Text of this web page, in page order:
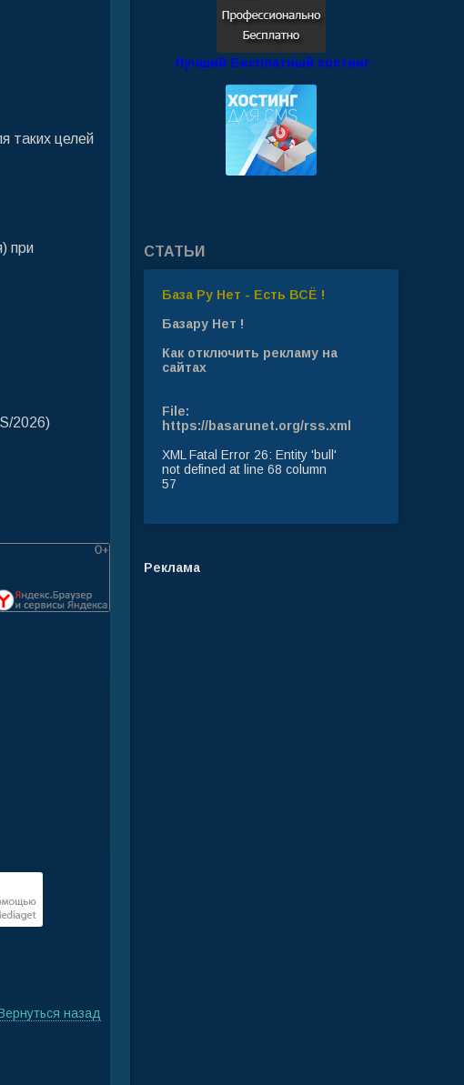
таких целей
при
2026)
назад
Лучший Бесплатный хостинг
СТАТЬИ
База Ру Нет - Есть ВСЁ !
Базару Нет !
Как отключить рекламу на
сайтах
File:
https://basarunet.org/rss.xml
XML Fatal Error 26: Entity 'bull'
not defined at line 68 column
57
Реклама